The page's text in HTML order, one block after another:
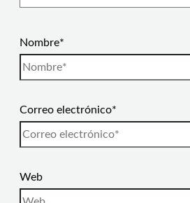
Nombre*
Correo electrónico*
Web